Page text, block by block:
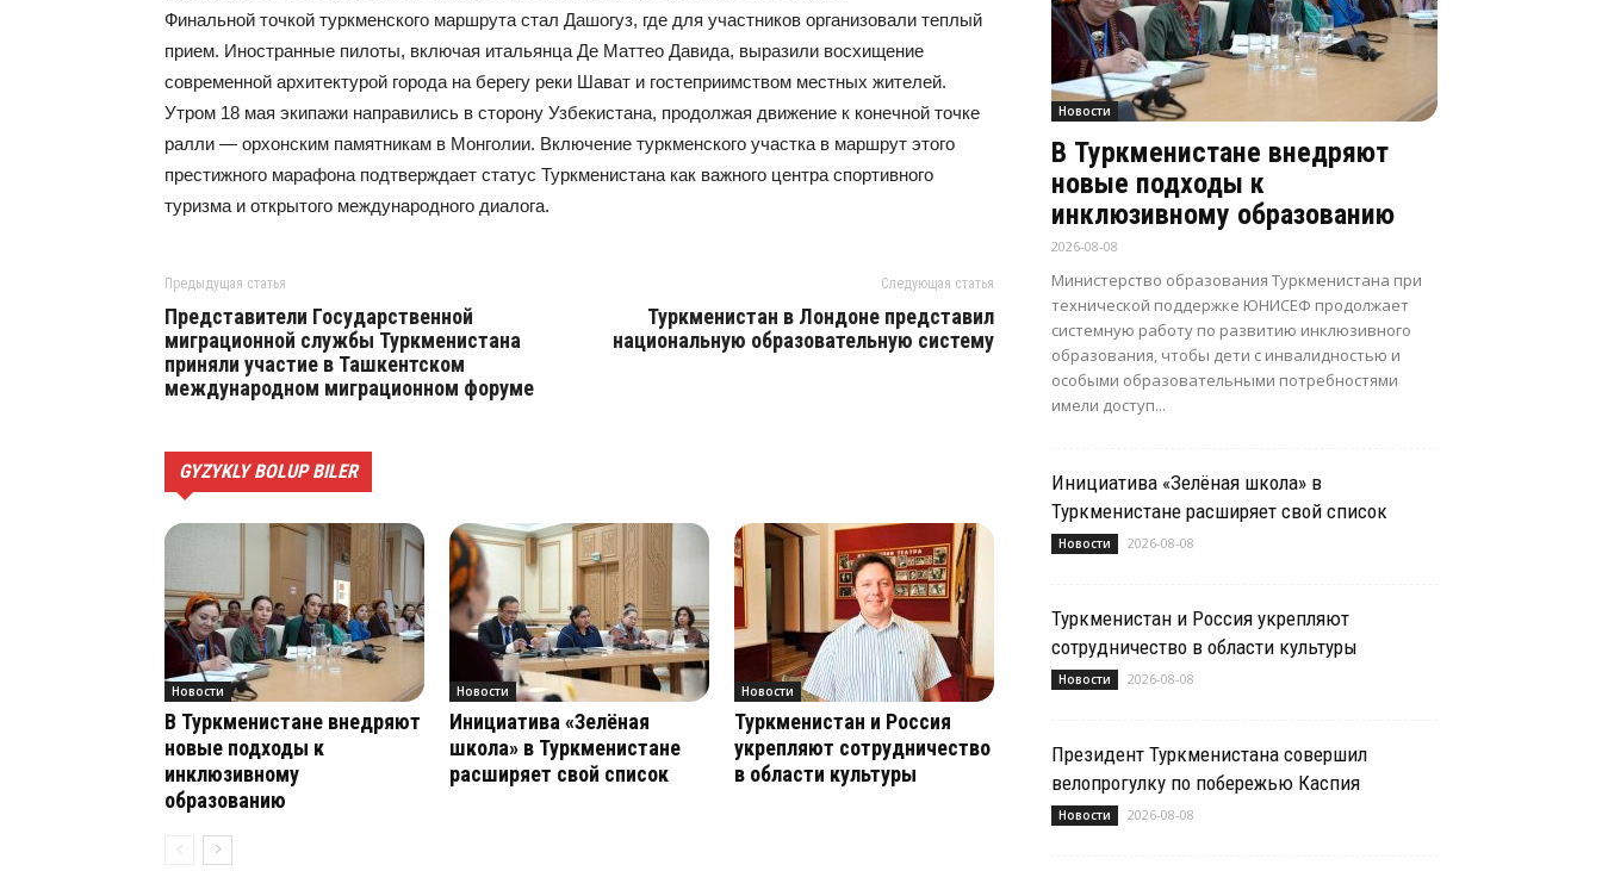
Финальной точкой туркменского маршрута стал Дашогуз, где для участников организовали теплый
прием. Иностранные пилоты, включая итальянца Де Маттео Давида, выразили восхищение
современной архитектурой города на берегу реки Шават и гостеприимством местных жителей.
Утром 18 мая экипажи направились в сторону Узбекистана, продолжая движение к конечной точке
ралли — орхонским памятникам в Монголии. Включение туркменского участка в маршрут этого
престижного марафона подтверждает статус Туркменистана как важного центра спортивного
туризма и открытого международного диалога.
Предыдущая статья
Представители Государственной
миграционной службы Туркменистана
приняли участие в Ташкентском
международном миграционном форуме
Следующая статья
Туркменистан в Лондоне представил
национальную образовательную систему
GYZYKLY BOLUP BILER
Новости
В Туркменистане внедряют
новые подходы к
инклюзивному
образованию
Новости
Инициатива «Зелёная
школа» в Туркменистане
расширяет свой список
Новости
Туркменистан и Россия
укрепляют сотрудничество
в области культуры
Новости
В Туркменистане внедряют
новые подходы к
инклюзивному образованию
2026-08-08
Министерство образования Туркменистана при
технической поддержке ЮНИСЕФ продолжает
системную работу по развитию инклюзивного
образования, чтобы дети с инвалидностью и
особыми образовательными потребностями
имели доступ...
Инициатива «Зелёная школа» в
Туркменистане расширяет свой список
Новости 2026-08-08
Туркменистан и Россия укрепляют
сотрудничество в области культуры
Новости 2026-08-08
Президент Туркменистана совершил
велопрогулку по побережью Каспия
Новости 2026-08-08